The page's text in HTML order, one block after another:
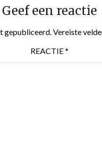
Geef een reactie
gepubliceerd.Vereiste
REACTIE*